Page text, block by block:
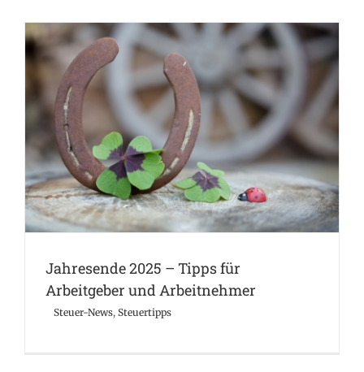
Jahresende 2025 – Tipps für Arbeitgeber und
Arbeitnehmer
Steuer-News Steuertipps
Jahresende 2025 – Tipps für
Arbeitgeber und Arbeitnehmer
Steuer-News, Steuertipps